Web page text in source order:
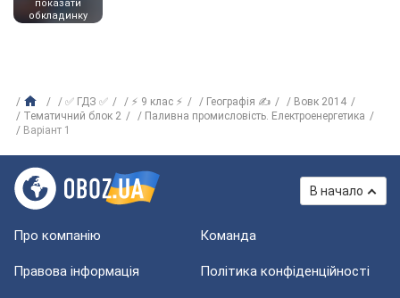
показати
обкладинку
✅ ГДЗ ✅ ⚡ 9 клас ⚡ Географія ✍
Вовк 2014
Тематичний блок 2
Паливна промисловість. Електроенергетика
Варіант 1
В начало
Про компанію Команда
Правова інформація Політика конфіденційності